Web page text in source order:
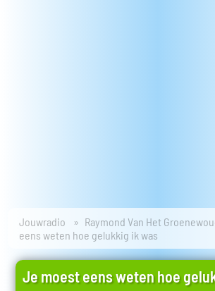
Jouwradio Raymond Van Het
eens weten hoe gelukkig ik was
Je moest eens weten hoe